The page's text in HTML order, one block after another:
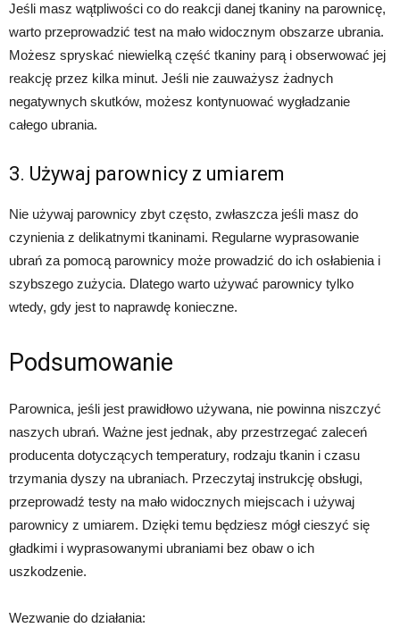
Jeśli masz wątpliwości co do reakcji danej tkaniny na parownicę,
warto przeprowadzić test na mało widocznym obszarze ubrania.
Możesz spryskać niewielką część tkaniny parą i obserwować jej
reakcję przez kilka minut. Jeśli nie zauważysz żadnych
negatywnych skutków, możesz kontynuować wygładzanie
całego ubrania.
3. Używaj parownicy z umiarem
Nie używaj parownicy zbyt często, zwłaszcza jeśli masz do
czynienia z delikatnymi tkaninami. Regularne wyprasowanie
ubrań za pomocą parownicy może prowadzić do ich osłabienia i
szybszego zużycia. Dlatego warto używać parownicy tylko
wtedy, gdy jest to naprawdę konieczne.
Podsumowanie
Parownica, jeśli jest prawidłowo używana, nie powinna niszczyć
naszych ubrań. Ważne jest jednak, aby przestrzegać zaleceń
producenta dotyczących temperatury, rodzaju tkanin i czasu
trzymania dyszy na ubraniach. Przeczytaj instrukcję obsługi,
przeprowadź testy na mało widocznych miejscach i używaj
parownicy z umiarem. Dzięki temu będziesz mógł cieszyć się
gładkimi i wyprasowanymi ubraniami bez obaw o ich
uszkodzenie.
Wezwanie do działania: